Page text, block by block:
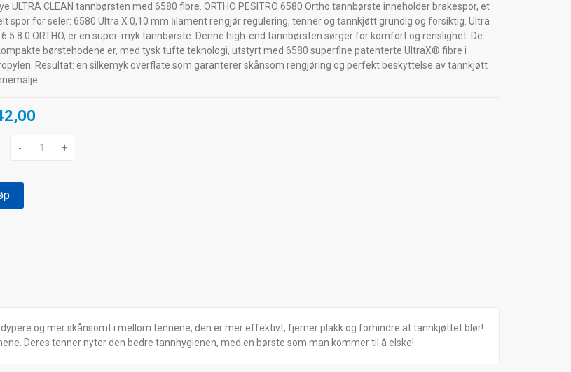
ULTRA CLEAN tannbørsten med 6580 fibre. ORTHO PESITRO 6580 Ortho tannbørste inneholder brakespor, et
spor for seler: 6580 Ultra X 0,10 mm ﬁlament rengjør regulering, tenner og tannkjøtt grundig og forsiktig. Ultra
6 5 8 0 ORTHO, er en super-myk tannbørste. Denne high-end tannbørsten sørger for komfort og renslighet. De
børstehodene er, med tysk tufte teknologi, utstyrt med 6580 superfine patenterte UltraX® fibre i
Resultat: en silkemyk overflate som garanterer skånsom rengjøring og perfekt beskyttelse av tannkjøtt
- +
dypere og mer skånsomt i mellom tennene, den er mer effektivt, fjerner plakk og forhindre at tannkjøttet blør!
Deres tenner nyter den bedre tannhygienen, med en børste som man kommer til å elske!